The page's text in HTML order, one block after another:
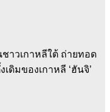
าวเกาหลีใต้ ถ่ายทอด
มของเกาหลี ‘ฮันจิ’